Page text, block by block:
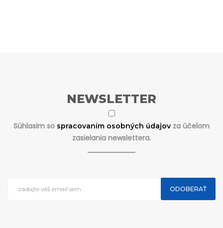
NEWSLETTER
Súhlasim so spracovaním osobných údajov za účelom
zasielania newslettera.
ODOBERAŤ